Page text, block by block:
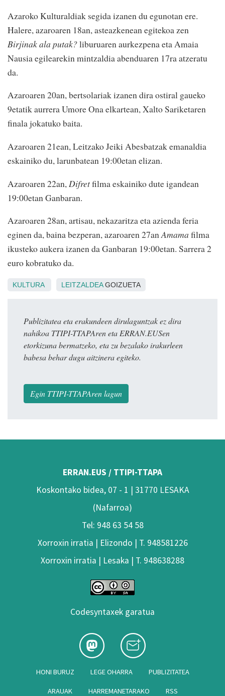
Azaroko Kulturaldiak segida izanen du egunotan ere.
Halere, azaroaren 18an, asteazkenean egitekoa zen
Birjinak ala putak?liburuaren aurkezpena eta Amaia
Nausia egilearekin mintzaldia abenduaren 17ra atzeratu
da.
Azaroaren 20an, bertsolariak izanen dira ostiral gaueko
9etatik aurrera Umore Ona elkartean, Xalto Sariketaren
finala jokatuko baita.
Azaroaren 21ean, Leitzako Jeiki Abesbatzak emanaldia
eskainiko du, larunbatean 19:00etan elizan.
Azaroaren 22an, Difretfilma eskainiko dute igandean
19:00etan Ganbaran.
Azaroaren 28an, artisau, nekazaritza eta azienda feria
eginen da, baina bezperan, azaroaren 27anAmama filma
ikusteko aukera izanen da Ganbaran 19:00etan. Sarrera 2
euro kobratuko da.
KULTURA LEITZALDEAGOIZUETA
Publizitatea eta erakundeen dirulaguntzak ez dira
nahikoa TTIPI-TTAPAren eta ERRAN.EUSen
etorkizuna bermatzeko, eta zu bezalako irakurleen
babesa behar dugu aitzinera egiteko.
Egin TTIPI-TTAPAren lagun
ERRAN.EUS / TTIPI-TTAPA
Koskontako bidea, 07 - 1 | 31770 LESAKA
(Nafarroa)
Tel: 948 63 54 58
Xorroxin irratia | Elizondo | T. 948581226
Xorroxin irratia | Lesaka | T. 948638288
Codesyntaxek garatua
HONI BURUZ LEGE OHARRA PUBLIZITATEA
ARAUAK HARREMANETARAKO RSS